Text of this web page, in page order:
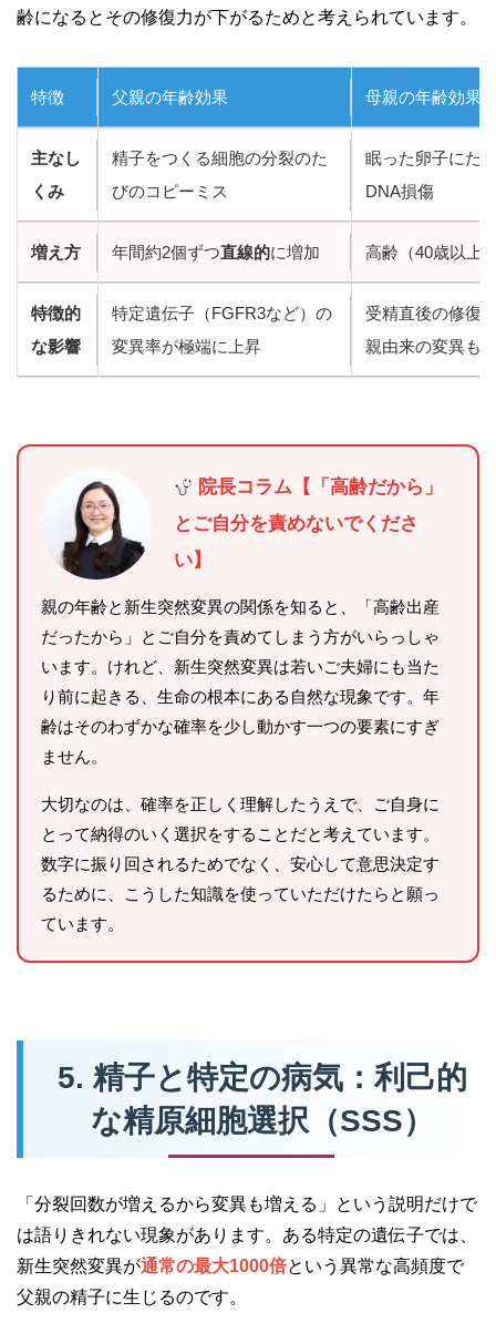
齢になるとその修復力が下がるためと考えられています。
特徴 父親の年齢効果 母親の年齢効果
主なし
くみ
精子をつくる細胞の分裂のた
びのコピーミス
眠った卵子にた
DNA損傷
増え方 年間約2個ずつ直線的に増加 高齢（40歳以上
特徴的
な影響
特定遺伝子（FGFR3など）の
変異率が極端に上昇
受精直後の修復
親由来の変異も
院長コラム【「高齢だから」
とご自分を責めないでくださ
い】
親の年齢と新生突然変異の関係を知ると、「高齢出産
だったから」とご自分を責めてしまう方がいらっしゃ
います。けれど、新生突然変異は若いご夫婦にも当た
り前に起きる、生命の根本にある自然な現象です。年
齢はそのわずかな確率を少し動かす一つの要素にすぎ
ません。
大切なのは、確率を正しく理解したうえで、ご自身に
とって納得のいく選択をすることだと考えています。
数字に振り回されるためでなく、安心して意思決定す
るために、こうした知識を使っていただけたらと願っ
ています。
5. 精子と特定の病気：利己的
な精原細胞選択（SSS）
「分裂回数が増えるから変異も増える」という説明だけで
は語りきれない現象があります。ある特定の遺伝子では、
新生突然変異が通常の最大1000倍という異常な高頻度で
父親の精子に生じるのです。